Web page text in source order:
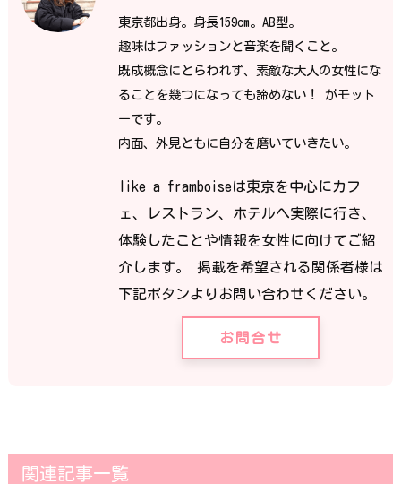
東京都出身。身長159cm。AB型。
趣味はファッションと音楽を聞くこと。
既成概念にとらわれず、素敵な大人の女性にな
ることを幾つになっても諦めない！ がモット
ーです。
内面、外見ともに自分を磨いていきたい。
like a framboiseは東京を中心にカフ
ェ、レストラン、ホテルへ実際に行き、
体験したことや情報を女性に向けてご紹
介します。 掲載を希望される関係者様は
下記ボタンよりお問い合わせください。
お問合せ
関連記事一覧